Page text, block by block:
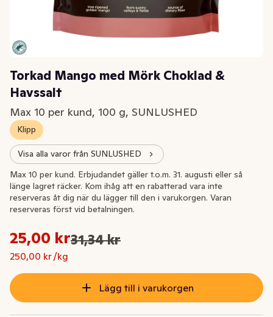
Torkad Mango med Mörk Choklad &
Havssalt
Max 10 per kund, 100 g, SUNLUSHED
Klipp
Visa alla varor från SUNLUSHED
Extrapris
Ursprungspriset var: 31,34 kr
Nuvarande pris är: 25,00 kr
25,00 kr31,34 kr
250,00 kr /kg
Styckpris: 250,00 kr /kg
Max 10 per kund. Erbjudandet gäller t.o.m. 31. augusti eller så
länge lagret räcker. Kom ihåg att en rabatterad vara inte
reserveras åt dig när du lägger till den i varukorgen. Varan
reserveras först vid betalningen.
Lägg till i varukorgen